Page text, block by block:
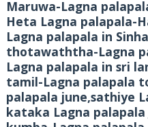
Maruwa-Lagna
Heta Lagna palapala-
Lagna palapala in
thotawaththa-Lagna
Lagna palapala in sri
tamil-Lagna palapala
palapala june,sathiye
kataka Lagna